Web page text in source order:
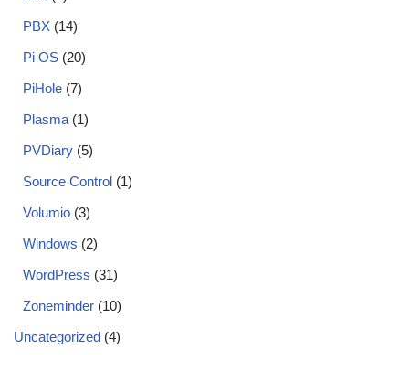
PBX (14)
Pi OS (20)
PiHole (7)
Plasma (1)
PVDiary (5)
Source Control (1)
Volumio (3)
Windows (2)
WordPress (31)
Zoneminder (10)
Uncategorized (4)